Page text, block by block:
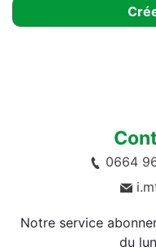
0664
Notre service
du